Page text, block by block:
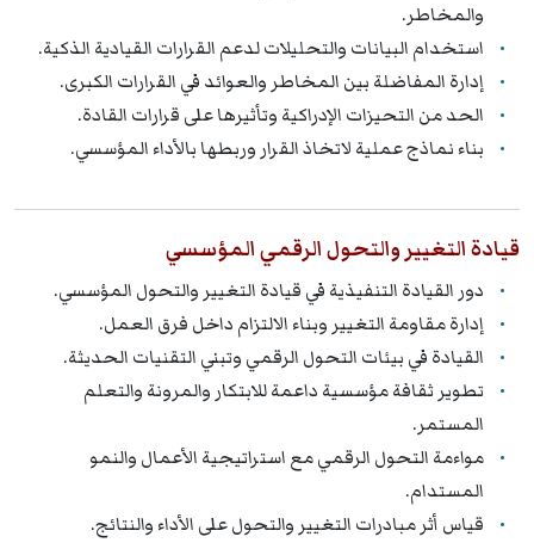
والمخاطر.
استخدام البيانات والتحليلات لدعم القرارات القيادية الذكية.
إدارة المفاضلة بين المخاطر والعوائد في القرارات الكبرى.
الحد من التحيزات الإدراكية وتأثيرها على قرارات القادة.
بناء نماذج عملية لاتخاذ القرار وربطها بالأداء المؤسسي.
قيادة التغيير والتحول الرقمي المؤسسي
دور القيادة التنفيذية في قيادة التغيير والتحول المؤسسي.
إدارة مقاومة التغيير وبناء الالتزام داخل فرق العمل.
القيادة في بيئات التحول الرقمي وتبني التقنيات الحديثة.
تطوير ثقافة مؤسسية داعمة للابتكار والمرونة والتعلم
المستمر.
مواءمة التحول الرقمي مع استراتيجية الأعمال والنمو
المستدام.
قياس أثر مبادرات التغيير والتحول على الأداء والنتائج.